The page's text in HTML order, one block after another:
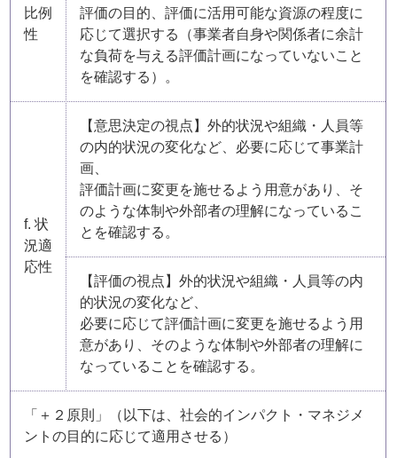
比例
性
評価の目的、評価に活用可能な資源の程度に
応じて選択する（事業者自身や関係者に余計
な負荷を与える評価計画になっていないこと
を確認する）。
f. 状
況適
応性
【意思決定の視点】外的状況や組織・人員等
の内的状況の変化など、必要に応じて事業計
画、
評価計画に変更を施せるよう用意があり、そ
のような体制や外部者の理解になっているこ
とを確認する。
【評価の視点】外的状況や組織・人員等の内
的状況の変化など、
必要に応じて評価計画に変更を施せるよう用
意があり、そのような体制や外部者の理解に
なっていることを確認する。
「＋２原則」（以下は、社会的インパクト・マネジメ
ントの目的に応じて適用させる）